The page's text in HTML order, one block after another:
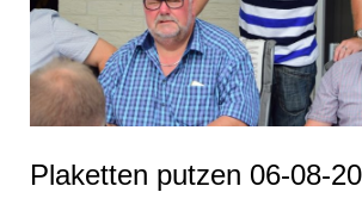
Plaketten putzen 06-08-